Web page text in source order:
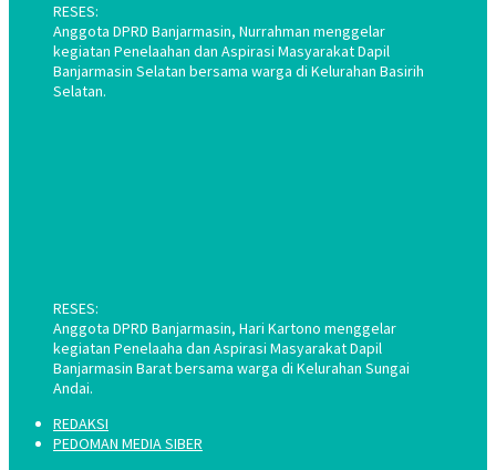
RESES:
Anggota DPRD Banjarmasin, Nurrahman menggelar
kegiatan Penelaahan dan Aspirasi Masyarakat Dapil
Banjarmasin Selatan bersama warga di Kelurahan Basirih
Selatan.
RESES:
Anggota DPRD Banjarmasin, Hari Kartono menggelar
kegiatan Penelaaha dan Aspirasi Masyarakat Dapil
Banjarmasin Barat bersama warga di Kelurahan Sungai
Andai.
REDAKSI
PEDOMAN MEDIA SIBER